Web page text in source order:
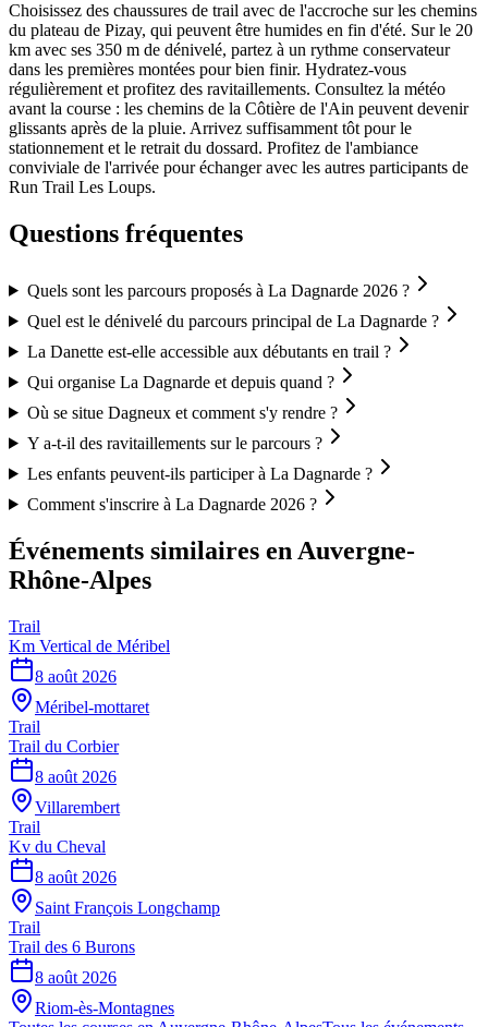
Choisissez des chaussures de trail avec de l'accroche sur les chemins
du plateau de Pizay, qui peuvent être humides en fin d'été. Sur le 20
km avec ses 350 m de dénivelé, partez à un rythme conservateur
dans les premières montées pour bien finir. Hydratez-vous
régulièrement et profitez des ravitaillements. Consultez la météo
avant la course : les chemins de la Côtière de l'Ain peuvent devenir
glissants après de la pluie. Arrivez suffisamment tôt pour le
stationnement et le retrait du dossard. Profitez de l'ambiance
conviviale de l'arrivée pour échanger avec les autres participants de
Run Trail Les Loups.
Questions fréquentes
Quels sont les parcours proposés à La Dagnarde 2026 ?
Quel est le dénivelé du parcours principal de La Dagnarde ?
La Danette est-elle accessible aux débutants en trail ?
Qui organise La Dagnarde et depuis quand ?
Où se situe Dagneux et comment s'y rendre ?
Y a-t-il des ravitaillements sur le parcours ?
Les enfants peuvent-ils participer à La Dagnarde ?
Comment s'inscrire à La Dagnarde 2026 ?
Événements similaires en Auvergne-
Rhône-Alpes
Trail
Km Vertical de Méribel
8 août 2026
Méribel-mottaret
Trail
Trail du Corbier
8 août 2026
Villarembert
Trail
Kv du Cheval
8 août 2026
Saint François Longchamp
Trail
Trail des 6 Burons
8 août 2026
Riom-ès-Montagnes